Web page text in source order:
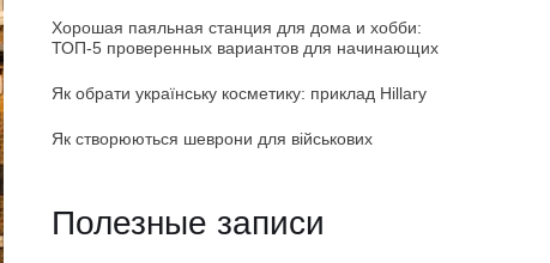
Хорошая паяльная станция для дома и хобби:
ТОП-5 проверенных вариантов для начинающих
Як обрати українську косметику: приклад Hillary
Як створюються шеврони для військових
Полезные записи